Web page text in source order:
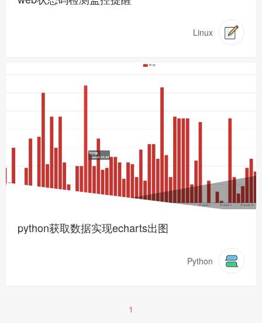
Linux
python获取数据实现echarts出图
Python
1